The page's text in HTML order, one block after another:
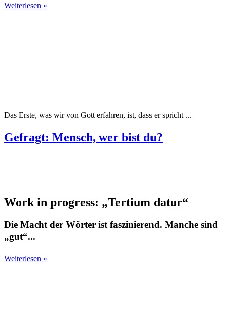
Weiterlesen »
Work in progress: „Tertium datur“
Die Macht der Wörter ist faszinierend. Manche sind
„gut“...
Weiterlesen »
Das Erste, was wir von Gott erfahren, ist, dass er spricht ...
Gefragt: Mensch, wer bist du?